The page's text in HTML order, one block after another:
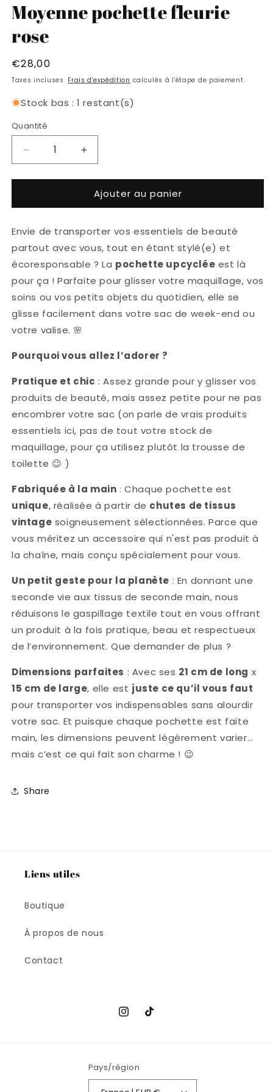
fenêtre
modale
Moyenne pochette fleurie
rose
Prix
habituel
€28,00
Taxes incluses. Frais d'expédition calculés à l'étape de paiement.
Stock bas : 1 restant(s)
Quantité
Réduire
la
quantité
Moyenne
fleurie
rose
Augmenter
la
quantité
de
Moyenne
fleurie
rose
Ajouter au panier
Envie de transporter vos essentiels de beauté
partout avec vous, tout en étant stylé(e) et
écoresponsable ? La pochette upcyclée est là
pour ça ! Parfaite pour glisser votre maquillage, vos
soins ou vos petits objets du quotidien, elle se
glisse facilement dans votre sac de week-end ou
votre valise. 🌸
Pourquoi vous allez l’adorer ?
Pratique et chic : Assez grande pour y glisser vos
produits de beauté, mais assez petite pour ne pas
encombrer votre sac (on parle de vrais produits
essentiels ici, pas de tout votre stock de
maquillage, pour ça utilisez plutôt la trousse de
toilette 😉 )
Fabriquée à la main : Chaque pochette est
unique, réalisée à partir de chutes de tissus
vintage soigneusement sélectionnées. Parce que
vous méritez un accessoire qui n'est pas produit à
la chaîne, mais conçu spécialement pour vous.
Un petit geste pour la planète : En donnant une
seconde vie aux tissus de seconde main, nous
réduisons le gaspillage textile tout en vous offrant
un produit à la fois pratique, beau et respectueux
de l’environnement. Que demander de plus ?
Dimensions parfaites : Avec ses 21 cm de long x
15 cm de large, elle est juste ce qu’il vous faut
pour transporter vos indispensables sans alourdir
votre sac. Et puisque chaque pochette est faite
main, les dimensions peuvent légèrement varier…
mais c’est ce qui fait son charme ! 😉
Share
Liens utiles
Boutique
À propos de nous
Contact
Instagram
TikTok
Pays/région